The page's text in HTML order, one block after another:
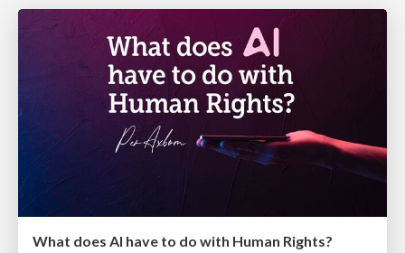
What does AI have to do with Human Rights?